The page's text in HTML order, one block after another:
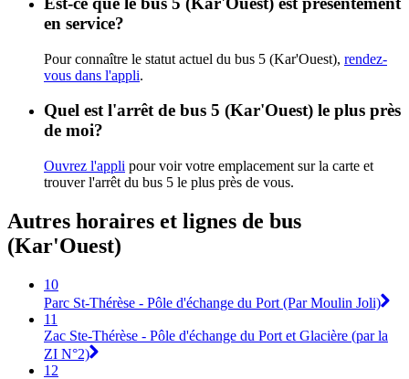
en service?
Pour connaître le statut actuel du bus 5 (Kar'Ouest), rendez-
vous dans l'appli.
Quel est l'arrêt de bus 5 (Kar'Ouest) le plus près
de moi?
Ouvrez l'appli pour voir votre emplacement sur la carte et
trouver l'arrêt du bus 5 le plus près de vous.
Autres horaires et lignes de bus
(Kar'Ouest)
10
Parc St-Thérèse - Pôle d'échange du Port (Par Moulin Joli)
11
Zac Ste-Thérèse - Pôle d'échange du Port et Glacière (par la
ZI N°2)
12